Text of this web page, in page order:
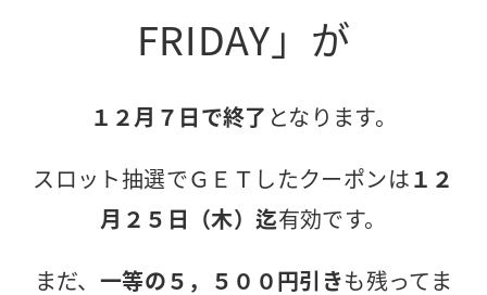
FRIDAY」が
１２月７日で終了 となります。
スロット抽選でＧＥＴしたクーポンは１２
月２５日（木）迄有効です。
まだ、 一等の５，５００円引きも残ってま